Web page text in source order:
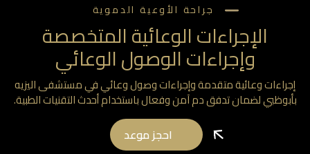
جراحة الأوعية الدموية
الإجراءات الوعائية المتخصصة
وإجراءات الوصول الوعائي
وعائية متقدمة وإجراءات وصول وعائي في مستشفى اليزيه
لضمان تدفق دم آمن وفعال باستخدام أحدث التقنيات الطبية.
احجز موعد